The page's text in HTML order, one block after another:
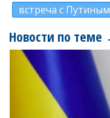
встреча с Путиным
Новости по теме